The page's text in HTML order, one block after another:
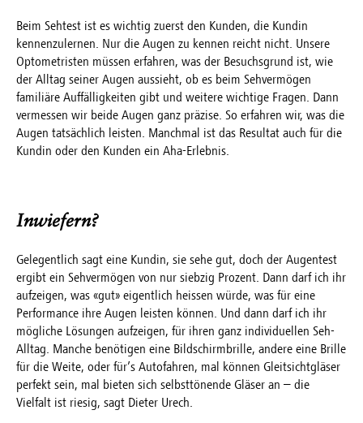
Beim Sehtest ist es wichtig zuerst den Kunden, die Kundin
kennenzulernen. Nur die Augen zu kennen reicht nicht. Unsere
Optometristen müssen erfahren, was der Besuchsgrund ist, wie
der Alltag seiner Augen aussieht, ob es beim Sehvermögen
familiäre Auffälligkeiten gibt und weitere wichtige Fragen. Dann
vermessen wir beide Augen ganz präzise. So erfahren wir, was die
Augen tatsächlich leisten. Manchmal ist das Resultat auch für die
Kundin oder den Kunden ein Aha-Erlebnis.
Inwiefern?
Gelegentlich sagt eine Kundin, sie sehe gut, doch der Augentest
ergibt ein Sehvermögen von nur siebzig Prozent. Dann darf ich ihr
aufzeigen, was «gut» eigentlich heissen würde, was für eine
Performance ihre Augen leisten können. Und dann darf ich ihr
mögliche Lösungen aufzeigen, für ihren ganz individuellen Seh-
Alltag. Manche benötigen eine Bildschirmbrille, andere eine Brille
für die Weite, oder für’s Autofahren, mal können Gleitsichtgläser
perfekt sein, mal bieten sich selbsttönende Gläser an – die
Vielfalt ist riesig, sagt Dieter Urech.